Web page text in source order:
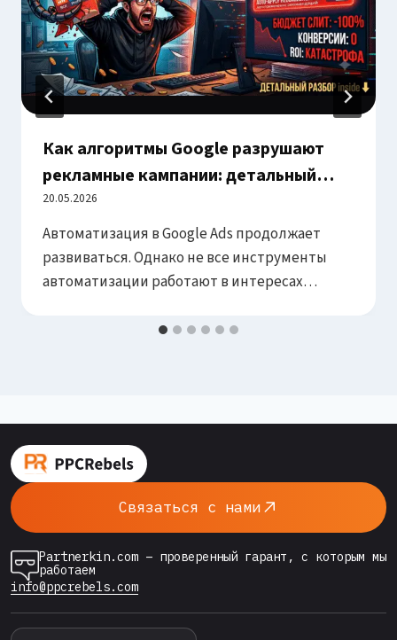
Как алгоритмы Google разрушают
рекламные кампании: детальный
разбор функции Auto-Apply
Recommendation
20.05.2026
Автоматизация в Google Ads продолжает
развиваться. Однако не все инструменты
автоматизации работают в интересах
— один из таких инструментов. Он способен
функции и способы защиты от её
негативного влияния. Что такое система
рекомендаций Google Ads…
Связаться с нами
Partnerkin.com – проверенный гарант, с которым мы
работаем
info@ppcrebels.com